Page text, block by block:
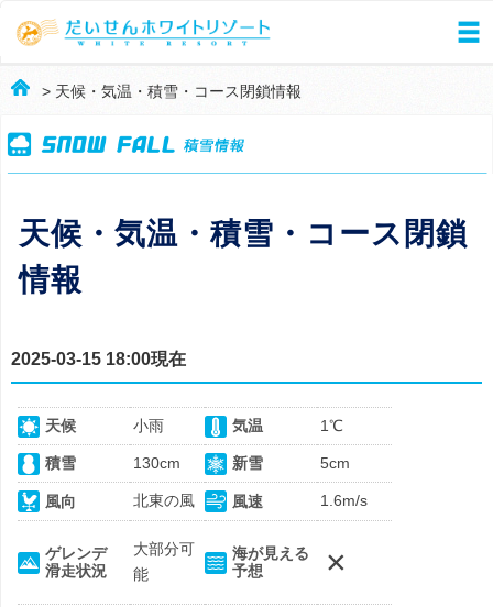
> 天候・気温・積雪・コース閉鎖情報
天候・気温・積雪・コース閉鎖
情報
2025-03-15 18:00現在
天候 小雨 気温 1℃
積雪 130cm 新雪 5cm
風向 北東の風 風速 1.6m/s
ゲレンデ
滑走状況
大部分可
能
海が見える
予想
×